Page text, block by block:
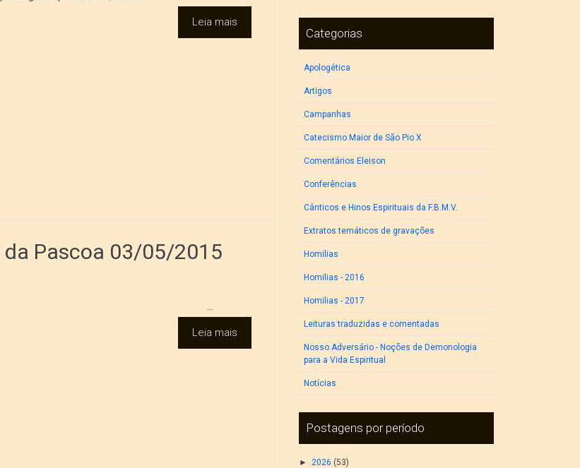
Leia mais
da Pascoa 03/05/2015
1, 17 21) ...
Leia mais
Categorias
Apologética
Artigos
Campanhas
Catecismo Maior de São Pio X
Comentários Eleison
Conferências
Cânticos e Hinos Espirituais da F.B.M.V.
Extratos temáticos de gravações
Homilias
Homilias - 2016
Homilias - 2017
Leituras traduzidas e comentadas
Nosso Adversário - Noções de Demonologia
para a Vida Espiritual
Notícias
Postagens por período
► 2026 (53)